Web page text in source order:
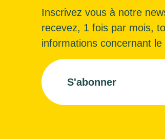
Inscrivez vous à notre
recevez, 1 fois par mois,
informations concernant le
S'abonner